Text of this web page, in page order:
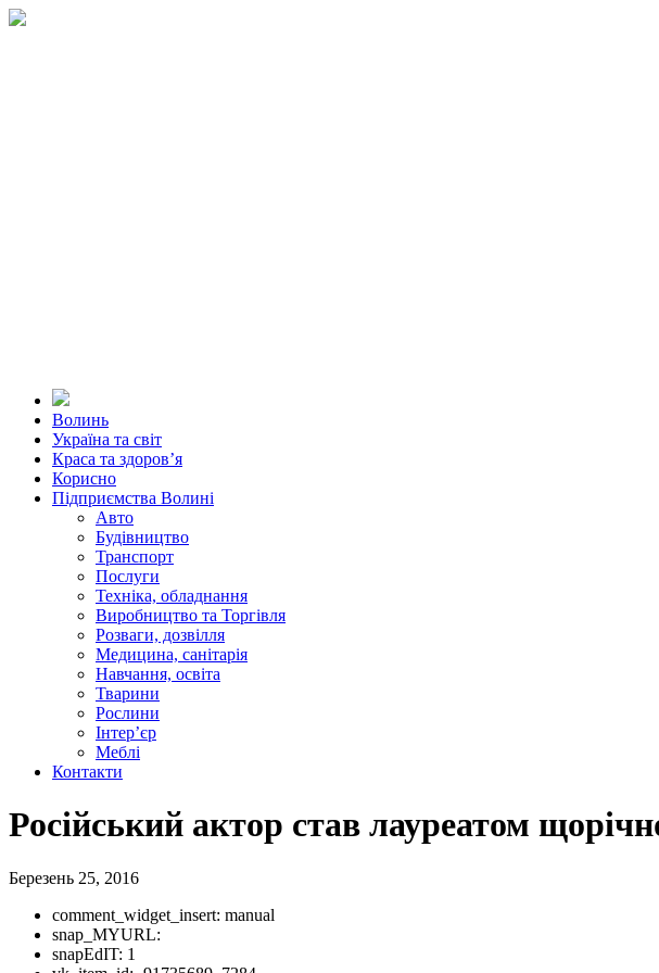
Волинь
Україна та світ
Краса та здоров’я
Корисно
Підприємства Волині
Авто
Будівництво
Транспорт
Послуги
Техніка, обладнання
Виробництво та Торгівля
Розваги, дозвілля
Медицина, санітарія
Навчання, освіта
Тварини
Рослини
Інтер’єр
Меблі
Контакти
Російський актор став лауреатом
Березень 25, 2016
comment_widget_insert: manual
snap_MYURL:
snapEdIT: 1